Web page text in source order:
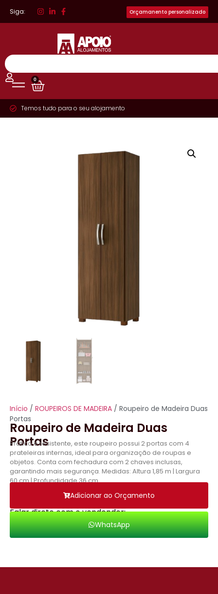
Siga: Orçamanento personalizado
0
Temos tudo para o seu alojamento
Início / ROUPEIROS DE MADEIRA / Roupeiro de Madeira Duas
Portas
Roupeiro de Madeira Duas
Portas
Prático e resistente, este roupeiro possui 2 portas com 4
prateleiras internas, ideal para organização de roupas e
objetos. Conta com fechadura com 2 chaves inclusas,
garantindo mais segurança. Medidas: Altura 1,85 m | Largura
60 cm | Profundidade 36 cm.
Adicionar ao Orçamento
Falar direto com o vendendor:
WhatsApp